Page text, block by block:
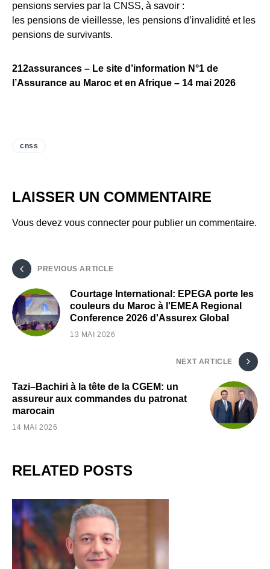
pensions servies par la CNSS, à savoir :
les pensions de vieillesse, les pensions d’invalidité et les
pensions de survivants.
212assurances – Le site d’information N°1 de
l’Assurance au Maroc et en Afrique – 14 mai 2026
cnss
LAISSER UN COMMENTAIRE
Vous devez vous connecter pour publier un commentaire.
PREVIOUS ARTICLE
Courtage International: EPEGA porte les
couleurs du Maroc à l'EMEA Regional
Conference 2026 d'Assurex Global
13 MAI 2026
NEXT ARTICLE
Tazi–Bachiri à la tête de la CGEM: un
assureur aux commandes du patronat
marocain
14 MAI 2026
RELATED POSTS